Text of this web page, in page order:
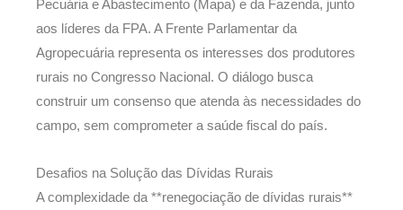
Pecuária e Abastecimento (Mapa) e da Fazenda, junto
aos líderes da FPA. A Frente Parlamentar da
Agropecuária representa os interesses dos produtores
rurais no Congresso Nacional. O diálogo busca
construir um consenso que atenda às necessidades do
campo, sem comprometer a saúde fiscal do país.
Desafios na Solução das Dívidas Rurais
A complexidade da **renegociação de dívidas rurais**